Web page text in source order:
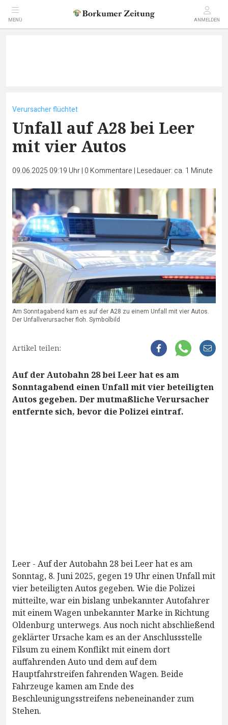
MENÜ ANMELDEN
Verursacher flüchtet
Unfall auf A28 bei Leer
mit vier Autos
09.06.2025 09:19 Uhr| 0 Kommentare | Lesedauer: ca. 1 Minute
Am Sonntagabend kam es auf der A28 zu einem Unfall mit vier Autos.
Der Unfallverursacher floh. Symbolbild
Artikel teilen:
Auf der Autobahn 28 bei Leer hat es am
Sonntagabend einen Unfall mit vier beteiligten
Autos gegeben. Der mutmaßliche Verursacher
entfernte sich, bevor die Polizei eintraf.
Leer - Auf der Autobahn 28 bei Leer hat es am
Sonntag, 8. Juni 2025, gegen 19 Uhr einen Unfall mit
vier beteiligten Autos gegeben. Wie die Polizei
mitteilte, war ein bislang unbekannter Autofahrer
mit einem Wagen unbekannter Marke in Richtung
Oldenburg unterwegs. Aus noch nicht abschließend
geklärter Ursache kam es an der Anschlussstelle
Filsum zu einem Konflikt mit einem dort
auffahrenden Auto und dem auf dem
Hauptfahrstreifen fahrenden Wagen. Beide
Fahrzeuge kamen am Ende des
Beschleunigungsstreifens nebeneinander zum
Stehen.